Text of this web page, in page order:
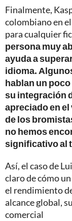
Finalmente,
colombiano en
para cualquier
persona muy
ayuda a
idioma.
hablan un
su integración
apreciado en
de los
no hemos
significativo al
Así, el caso de
claro de cómo
el rendimiento
alcance global,
comercial